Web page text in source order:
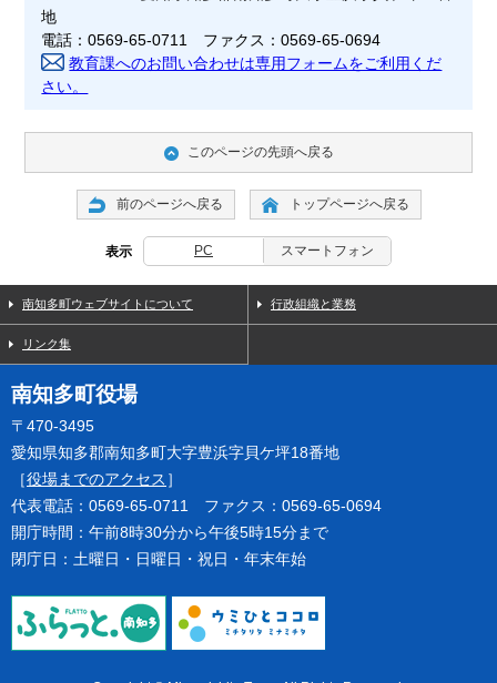
地
電話：0569-65-0711 ファクス：0569-65-0694
教育課へのお問い合わせは専用フォームをご利用くだ
さい。
このページの先頭へ戻る
前のページへ戻る トップページへ戻る
表示 PC スマートフォン
南知多町ウェブサイトについて 行政組織と業務
リンク集
南知多町役場
〒470-3495
愛知県知多郡南知多町大字豊浜字貝ケ坪18番地
［役場までのアクセス ］
代表電話：0569-65-0711 ファクス：0569-65-0694
開庁時間：午前8時30分から午後5時15分まで
閉庁日：土曜日・日曜日・祝日・年末年始